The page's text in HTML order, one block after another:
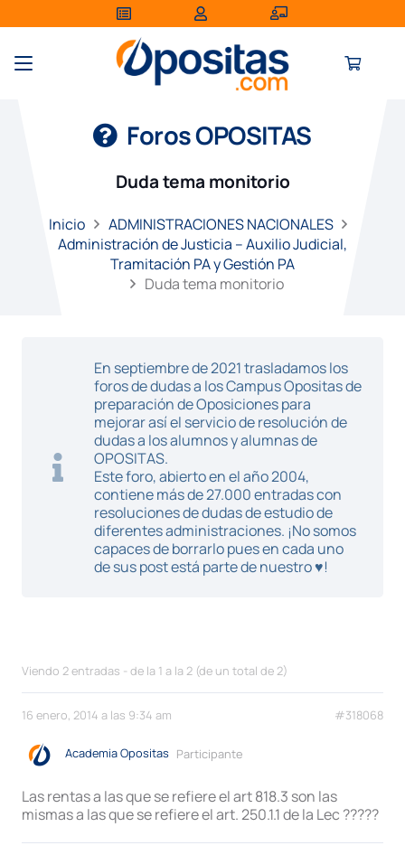
Foros OPOSITAS
Duda tema monitorio
Inicio
ADMINISTRACIONES NACIONALES
Administración de Justicia – Auxilio Judicial,
Tramitación PA y Gestión PA
Duda tema monitorio
En septiembre de 2021 trasladamos los
foros de dudas a los Campus Opositas de
preparación de Oposiciones para
mejorar así el servicio de resolución de
dudas a los alumnos y alumnas de
OPOSITAS.
Este foro, abierto en el año 2004,
contiene más de 27.000 entradas con
resoluciones de dudas de estudio de
diferentes administraciones. ¡No somos
capaces de borrarlo pues en cada uno
de sus post está parte de nuestro ♥!
Viendo 2 entradas - de la 1 a la 2 (de un total de 2)
16 enero, 2014 a las 9:34 am #318068
Academia Opositas Participante
Las rentas a las que se refiere el art 818.3 son las
mismas a las que se refiere el art. 250.1.1 de la Lec ?????